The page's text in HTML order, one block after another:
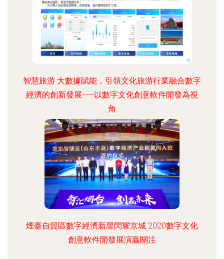
智慧旅游 大數據賦能，引領文化旅游行業融合數字
經濟的創新發展——以數字文化創意軟件開發為視
角
煙臺自貿區數字經濟新星閃耀京城 2020數字文化
創意軟件開發展演贏關注